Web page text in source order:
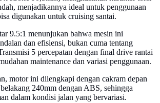
menjadikannya ideal untuk penggunaan
digunakan untuk cruising santai.
9.5:1 menunjukan bahwa mesin ini
dan efisiensi, bukan cuma tentang
5 percepatan dengan final drive rantai
maintenance dan variasi penggunaan.
motor ini dilengkapi dengan cakram depan
240mm dengan ABS, sehingga
dalam kondisi jalan yang bervariasi.